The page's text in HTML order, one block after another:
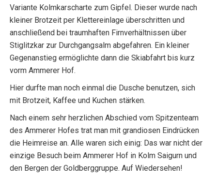
Variante Kolmkarscharte zum Gipfel. Dieser wurde nach
kleiner Brotzeit per Klettereinlage überschritten und
anschließend bei traumhaften Firnverhältnissen über
Stiglitzkar zur Durchgangsalm abgefahren. Ein kleiner
Gegenanstieg ermöglichte dann die Skiabfahrt bis kurz
vorm Ammerer Hof.
Hier durfte man noch einmal die Dusche benutzen, sich
mit Brotzeit, Kaffee und Kuchen stärken.
Nach einem sehr herzlichen Abschied vom Spitzenteam
des Ammerer Hofes trat man mit grandiosen Eindrücken
die Heimreise an. Alle waren sich einig: Das war nicht der
einzige Besuch beim Ammerer Hof in Kolm Saigurn und
den Bergen der Goldberggruppe. Auf Wiedersehen!